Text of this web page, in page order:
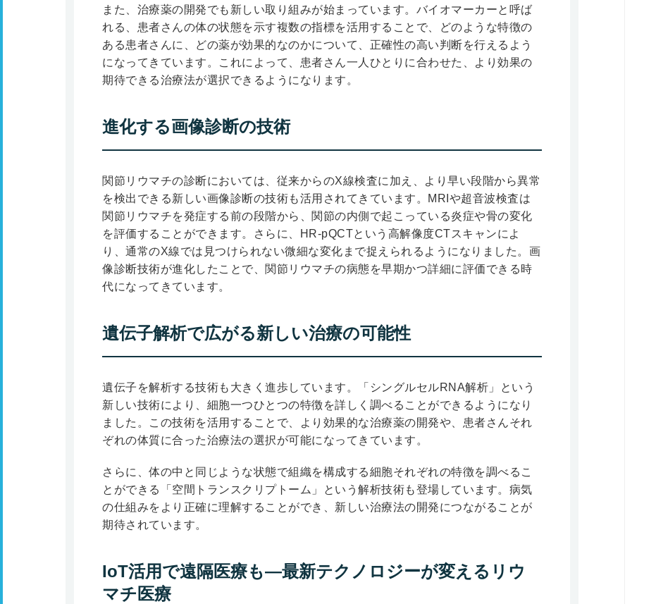
また、治療薬の開発でも新しい取り組みが始まっています。バイオマーカーと呼ば
れる、患者さんの体の状態を示す複数の指標を活用することで、どのような特徴の
ある患者さんに、どの薬が効果的なのかについて、正確性の高い判断を行えるよう
になってきています。これによって、患者さん一人ひとりに合わせた、より効果の
期待できる治療法が選択できるようになります。
進化する画像診断の技術
関節リウマチの診断においては、従来からのX線検査に加え、より早い段階から異常
を検出できる新しい画像診断の技術も活用されてきています。MRIや超音波検査は
関節リウマチを発症する前の段階から、関節の内側で起こっている炎症や骨の変化
を評価することができます。さらに、HR-pQCTという高解像度CTスキャンによ
り、通常のX線では見つけられない微細な変化まで捉えられるようになりました。画
像診断技術が進化したことで、関節リウマチの病態を早期かつ詳細に評価できる時
代になってきています。
遺伝子解析で広がる新しい治療の可能性
遺伝子を解析する技術も大きく進歩しています。「シングルセルRNA解析」という
新しい技術により、細胞一つひとつの特徴を詳しく調べることができるようになり
ました。この技術を活用することで、より効果的な治療薬の開発や、患者さんそれ
ぞれの体質に合った治療法の選択が可能になってきています。
さらに、体の中と同じような状態で組織を構成する細胞それぞれの特徴を調べるこ
とができる「空間トランスクリプトーム」という解析技術も登場しています。病気
の仕組みをより正確に理解することができ、新しい治療法の開発につながることが
期待されています。
IoT活用で遠隔医療も―最新テクノロジーが変えるリウ
マチ医療